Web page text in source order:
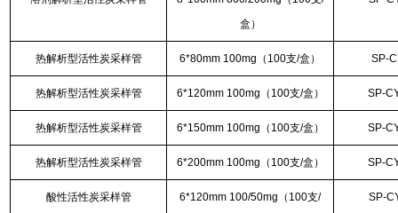
盒）
热解析型活性炭采样管 6*80mm 100mg（100支/盒） SP-
热解析型活性炭采样管 6*120mm 100mg（100支/盒） SP-
热解析型活性炭采样管 6*150mm 100mg（100支/盒） SP-
热解析型活性炭采样管 6*200mm 100mg（100支/盒） SP-
酸性活性炭采样管
6*120mm 100/50mg（100支/
SP-